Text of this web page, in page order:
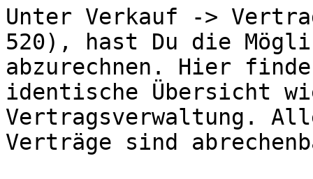
Unter Verkauf ->
520), hast Du die
abzurechnen. Hier
identische Übersicht
Vertragsverwaltung.
Verträge sind